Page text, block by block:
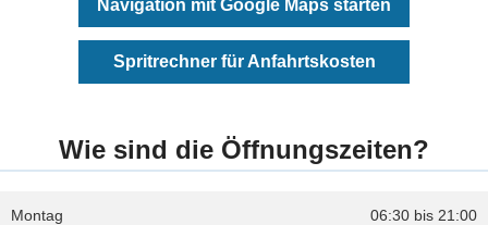
Navigation mit Google Maps starten
Spritrechner für Anfahrtskosten
Wie sind die Öffnungszeiten?
06:30 bis 21:00
Montag